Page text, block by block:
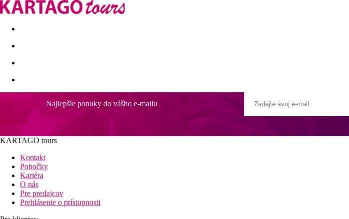
Last minute Dovolenkové kluby
Golden Bay
Vzdialenosti
10 km
Centrum mesta
15 km
Vzdialenosť od najbližšieho letiska
0 m
Najlepšie ponuky do vášho e-mailu
KARTAGO tours
Kontakt
Pobočky
Kariéra
O nás
Pre predajcov
Prehlásenie o prístupnosti